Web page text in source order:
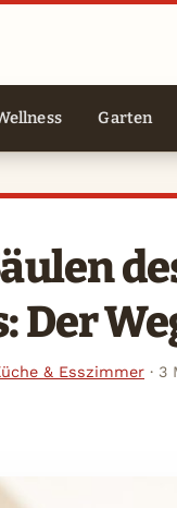
Garten
Der
& Esszimmer · 3